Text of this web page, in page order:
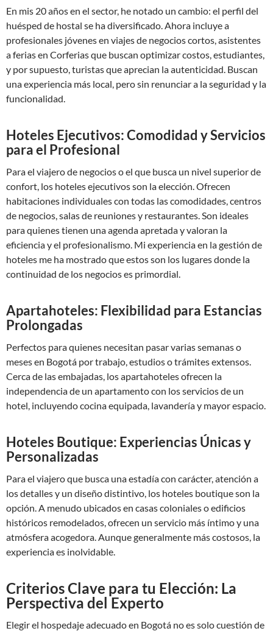
En mis 20 años en el sector, he notado un cambio: el perfil del
huésped de hostal se ha diversificado. Ahora incluye a
profesionales jóvenes en viajes de negocios cortos, asistentes
a ferias en Corferias que buscan optimizar costos, estudiantes,
y por supuesto, turistas que aprecian la autenticidad. Buscan
una experiencia más local, pero sin renunciar a la seguridad y la
funcionalidad.
Hoteles Ejecutivos: Comodidad y Servicios
para el Profesional
Para el viajero de negocios o el que busca un nivel superior de
confort, los hoteles ejecutivos son la elección. Ofrecen
habitaciones individuales con todas las comodidades, centros
de negocios, salas de reuniones y restaurantes. Son ideales
para quienes tienen una agenda apretada y valoran la
eficiencia y el profesionalismo. Mi experiencia en la gestión de
hoteles me ha mostrado que estos son los lugares donde la
continuidad de los negocios es primordial.
Apartahoteles: Flexibilidad para Estancias
Prolongadas
Perfectos para quienes necesitan pasar varias semanas o
meses en Bogotá por trabajo, estudios o trámites extensos.
Cerca de las embajadas, los apartahoteles ofrecen la
independencia de un apartamento con los servicios de un
hotel, incluyendo cocina equipada, lavandería y mayor espacio.
Hoteles Boutique: Experiencias Únicas y
Personalizadas
Para el viajero que busca una estadía con carácter, atención a
los detalles y un diseño distintivo, los hoteles boutique son la
opción. A menudo ubicados en casas coloniales o edificios
históricos remodelados, ofrecen un servicio más íntimo y una
atmósfera acogedora. Aunque generalmente más costosos, la
experiencia es inolvidable.
Criterios Clave para tu Elección: La
Perspectiva del Experto
Elegir el hospedaje adecuado en Bogotá no es solo cuestión de